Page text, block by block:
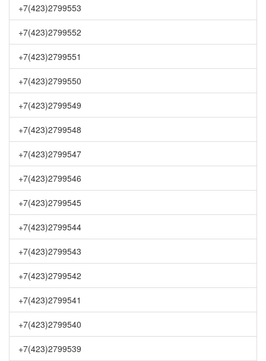
+7(423)2799553
+7(423)2799552
+7(423)2799551
+7(423)2799550
+7(423)2799549
+7(423)2799548
+7(423)2799547
+7(423)2799546
+7(423)2799545
+7(423)2799544
+7(423)2799543
+7(423)2799542
+7(423)2799541
+7(423)2799540
+7(423)2799539